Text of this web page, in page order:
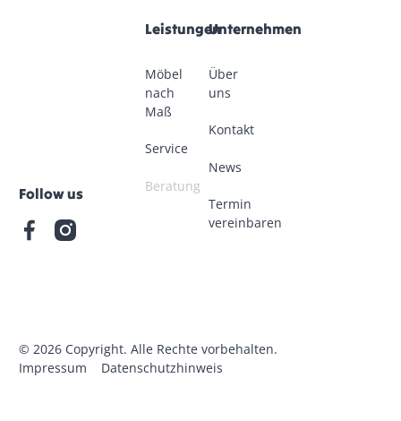
Follow us
Leistungen
Möbel
nach
Maß
Service
Beratung
Unternehmen
Über
uns
Kontakt
News
Termin
vereinbaren
© 2026Copyright. Alle Rechte vorbehalten.
Impressum
Datenschutzhinweis